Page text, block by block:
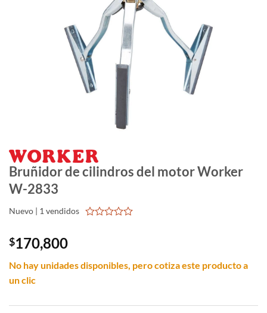
Bruñidor de cilindros del motor Worker
W-2833
Nuevo | 1 vendidos
$170,800
No hay unidades disponibles, pero cotiza este producto a
un clic